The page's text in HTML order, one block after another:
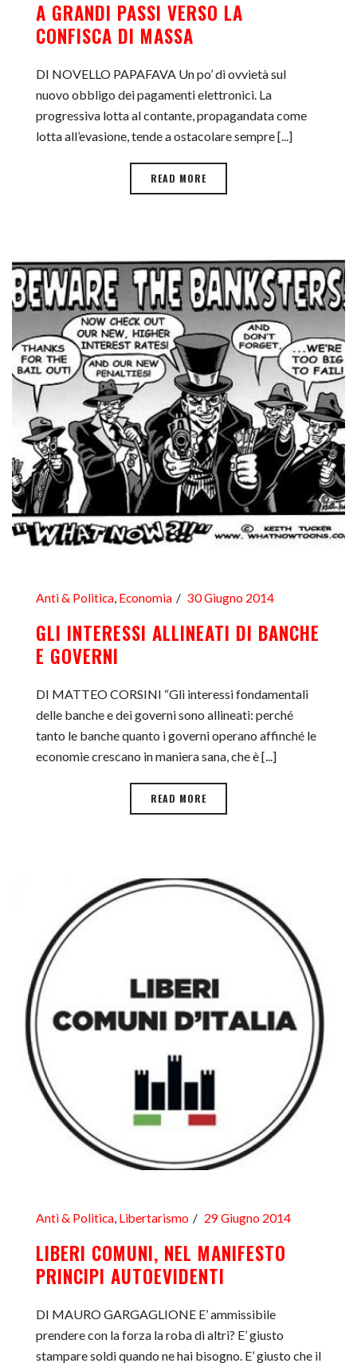
A GRANDI PASSI VERSO LA
CONFISCA DI MASSA
DI NOVELLO PAPAFAVA Un po’ di ovvietà sul
nuovo obbligo dei pagamenti elettronici. La
progressiva lotta al contante, propagandata come
lotta all’evasione, tende a ostacolare sempre [...]
READ MORE
Anti & Politica, Economia 30 Giugno 2014
GLI INTERESSI ALLINEATI DI BANCHE
E GOVERNI
DI MATTEO CORSINI “Gli interessi fondamentali
delle banche e dei governi sono allineati: perché
tanto le banche quanto i governi operano affinché le
economie crescano in maniera sana, che è [...]
READ MORE
Anti & Politica Libertarismo 29 Giugno 2014
LIBERI COMUNI, NEL MANIFESTO
PRINCIPI AUTOEVIDENTI
DI MAURO GARGAGLIONE E’ ammissibile
prendere con la forza la roba di altri? E’ giusto
stampare soldi quando ne hai bisogno. E’ giusto che il